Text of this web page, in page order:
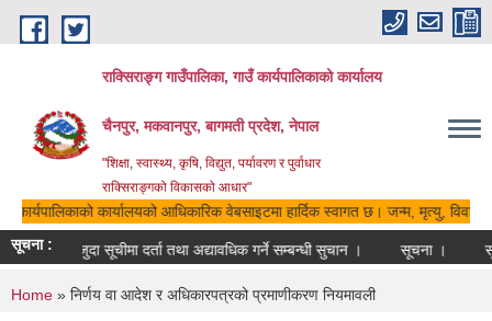
Skip to main content
राक्सिराङ्ग गाउँपालिका, गाउँ कार्यपालिकाको कार्यालय
चैनपुर, मकवानपुर, बागमती प्रदेश, नेपाल
"शिक्षा, स्वास्थ्य, कृषि, विद्युत, पर्यावरण र पुर्वाधार
राक्सिराङ्गको विकासको आधार"
कार्यपालिकाको कार्यालयको आधिकारिक वेबसाइटमा हार्दिक स्वागत छ। जन्म, मृत्यु,
सूचना :
मौजुदा सूचीमा दर्ता तथा अद्यावधिक गर्ने सम्बन्धी सुचान । सूचना ।
You are here
Home » निर्णय वा आदेश र अधिकारपत्रको प्रमाणीकरण नियमावली